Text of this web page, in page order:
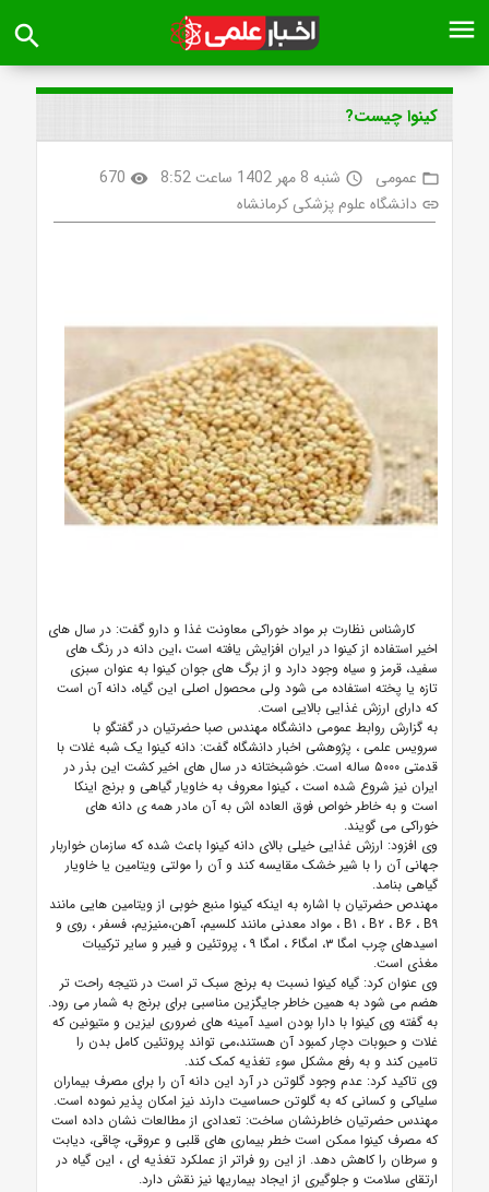
menu
search
کینوا چیست?
folder_open عمومی access_time شنبه 8 مهر 1402 ساعت 8:52 visibility
670
link دانشگاه علوم پزشکی کرمانشاه
کارشناس نظارت بر مواد خوراکی معاونت غذا و دارو گفت: در سال های
اخیر استفاده از کینوا در ایران افزایش یافته است ،این دانه در رنگ های
سفید، قرمز و سیاه وجود دارد و از برگ های جوان کینوا به عنوان سبزی
تازه یا پخته استفاده می شود ولی محصول اصلی این گیاه، دانه آن است
که دارای ارزش غذایی بالایی است.
به گزارش روابط عمومی دانشگاه مهندس صبا حضرتیان در گفتگو با
سرویس علمی ، پژوهشی اخبار دانشگاه گفت: دانه کینوا یک شبه غلات با
قدمتی ۵۰۰۰ ساله است. خوشبختانه در سال های اخیر کشت این بذر در
ایران نیز شروع شده است ، کینوا معروف به خاویار گیاهی و برنج اینکا
است و به خاطر خواص فوق العاده اش به آن مادر همه ی دانه های
خوراکی می گویند.
وی افزود: ارزش غذایی خیلی بالای دانه کینوا باعث شده که سازمان خواربار
جهانی آن را با شیر خشک مقایسه کند و آن را مولتی ویتامین یا خاویار
گیاهی بنامد.
مهندص حضرتیان با اشاره به اینکه کینوا منبع خوبی از ویتامین هایی مانند
B۱ ، B۲ ، B۶ ، B۹ ، مواد معدنی مانند کلسیم، آهن،منیزیم، فسفر ، روی و
اسیدهای چرب امگا ۳، امگا۶ ، امگا ۹ ، پروتئین و فیبر و سایر ترکیبات
مغذی است.
وی عنوان کرد: گیاه کینوا نسبت به برنج سبک تر است در نتیجه راحت تر
هضم می شود به همین خاطر جایگزین مناسبی برای برنج به شمار می رود.
به گفته وی کینوا با دارا بودن اسید آمینه های ضروری لیزین و متیونین که
غلات و حبوبات دچار کمبود آن هستند،می تواند پروتئین کامل بدن را
تامین کند و به رفع مشکل سوء تغذیه کمک کند.
وی تاکید کرد: عدم وجود گلوتن در آرد این دانه آن را برای مصرف بیماران
سلیاکی و کسانی که به گلوتن حساسیت دارند نیز امکان پذیر نموده است.
مهندس حضرتیان خاطرنشان ساخت: تعدادی از مطالعات نشان داده است
که مصرف کینوا ممکن است خطر بیماری های قلبی و عروقی، چاقی، دیابت
و سرطان را کاهش دهد. از این رو فراتر از عملکرد تغذیه ای ، این گیاه در
ارتقای سلامت و جلوگیری از ایجاد بیماریها نیز نقش دارد.